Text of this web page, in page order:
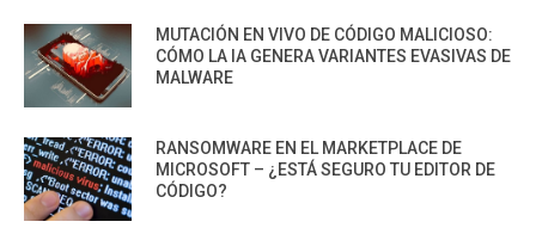
MUTACIÓN EN VIVO DE CÓDIGO MALICIOSO:
CÓMO LA IA GENERA VARIANTES EVASIVAS DE
MALWARE
RANSOMWARE EN EL MARKETPLACE DE
MICROSOFT – ¿ESTÁ SEGURO TU EDITOR DE
CÓDIGO?